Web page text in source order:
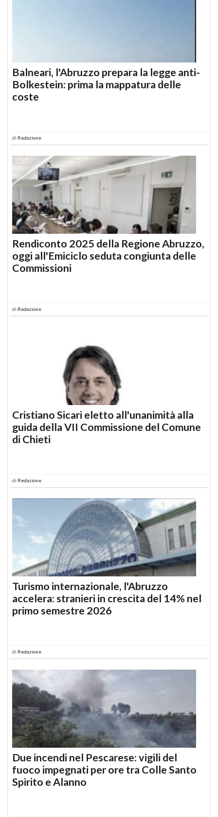
Balneari, l'Abruzzo prepara la legge anti-
Bolkestein: prima la mappatura delle
coste
di Redazione
Rendiconto 2025 della Regione Abruzzo,
oggi all'Emiciclo seduta congiunta delle
Commissioni
di Redazione
Cristiano Sicari eletto all'unanimità alla
guida della VII Commissione del Comune
di Chieti
di Redazione
Turismo internazionale, l'Abruzzo
accelera: stranieri in crescita del 14% nel
primo semestre 2026
di Redazione
Due incendi nel Pescarese: vigili del
fuoco impegnati per ore tra Colle Santo
Spirito e Alanno